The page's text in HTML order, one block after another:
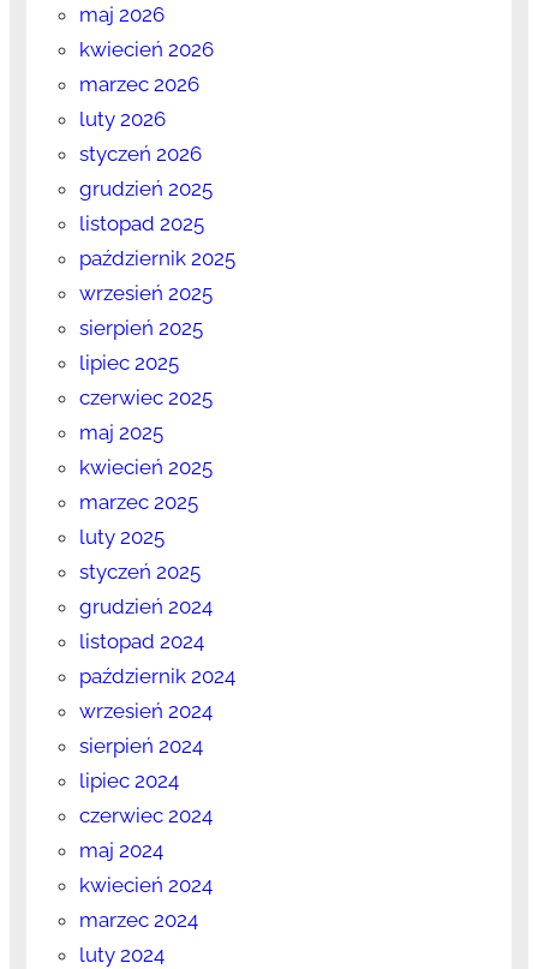
maj 2026
kwiecień 2026
marzec 2026
luty 2026
styczeń 2026
grudzień 2025
listopad 2025
październik 2025
wrzesień 2025
sierpień 2025
lipiec 2025
czerwiec 2025
maj 2025
kwiecień 2025
marzec 2025
luty 2025
styczeń 2025
grudzień 2024
listopad 2024
październik 2024
wrzesień 2024
sierpień 2024
lipiec 2024
czerwiec 2024
maj 2024
kwiecień 2024
marzec 2024
luty 2024